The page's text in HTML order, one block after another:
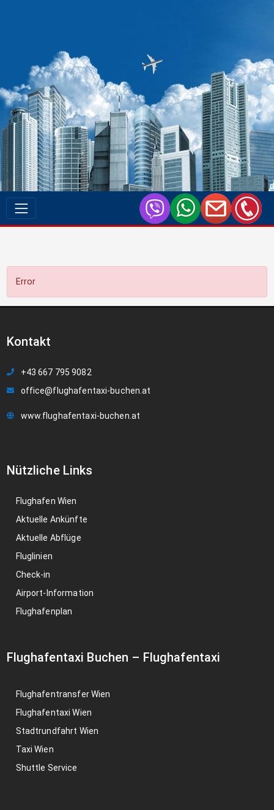
Error
Kontakt
+43 667 795 9082
office@flughafentaxi-buchen.at
www.flughafentaxi-buchen.at
Nützliche Links
Flughafen Wien
Aktuelle Ankünfte
Aktuelle Abflüge
Fluglinien
Check-in
Airport-Information
Flughafenplan
Flughafentaxi Buchen – Flughafentaxi
Flughafentransfer Wien
Flughafentaxi Wien
Stadtrundfahrt Wien
Taxi Wien
Shuttle Service